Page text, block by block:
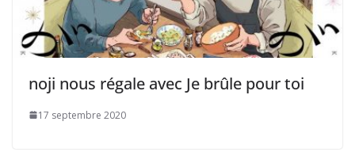
noji nous régale avec Je brûle pour toi
17 septembre 2020